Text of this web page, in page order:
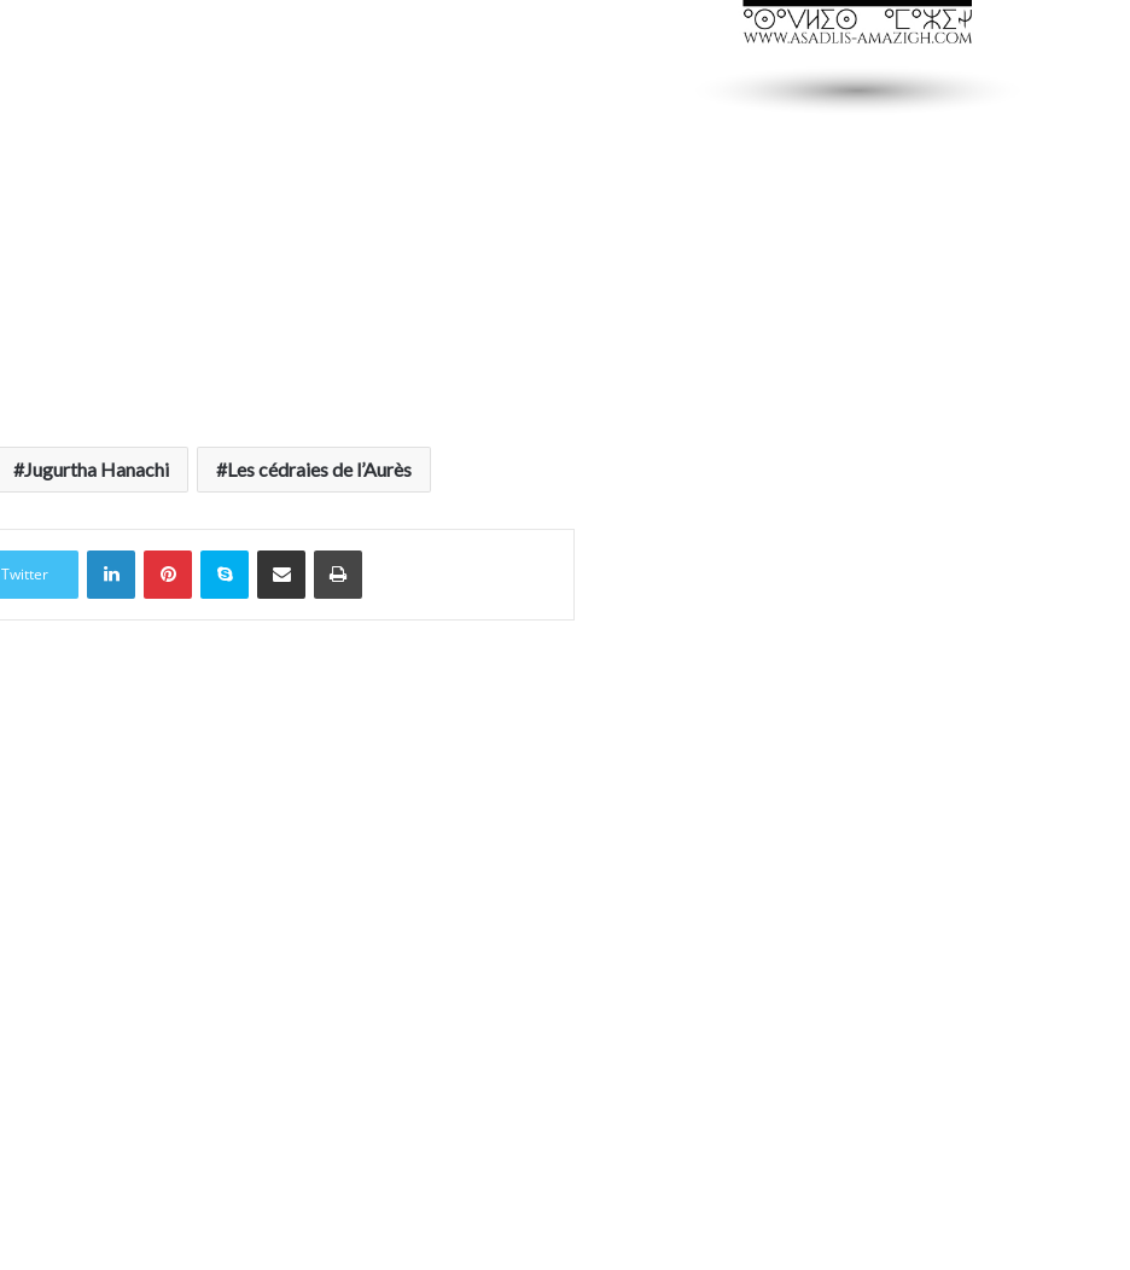
Jugurtha Hanachi Les cédraies de l’Aurès
Twitter
LinkedinPinterestSkype Partager par email Imprimer